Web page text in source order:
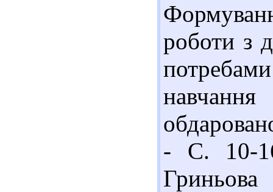
роботи з
- С. 10-